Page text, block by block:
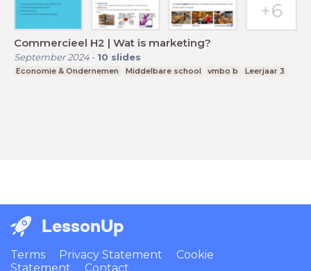
Commercieel H2 | Wat is marketing?
September 2024- 10 slides
Economie & Ondernemen Middelbare school vmbo b Leerjaar 3
LessonUp
Terms Privacy Statement
Cookie
Statement
Contact